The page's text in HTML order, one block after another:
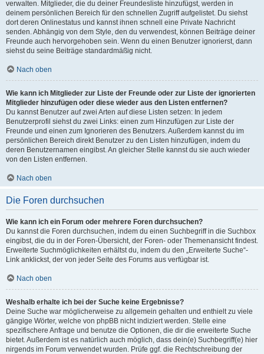
verwalten. Mitglieder, die du deiner Freundesliste hinzufügst, werden in
deinem persönlichen Bereich für den schnellen Zugriff aufgelistet. Du siehst
dort deren Onlinestatus und kannst ihnen schnell eine Private Nachricht
senden. Abhängig von dem Style, den du verwendest, können Beiträge deiner
Freunde auch hervorgehoben sein. Wenn du einen Benutzer ignorierst, dann
siehst du seine Beiträge standardmäßig nicht.
Nach oben
Wie kann ich Mitglieder zur Liste der Freunde oder zur Liste der ignorierten
Mitglieder hinzufügen oder diese wieder aus den Listen entfernen?
Du kannst Benutzer auf zwei Arten auf diese Listen setzen: In jedem
Benutzerprofil siehst du zwei Links: einen zum Hinzufügen zur Liste der
Freunde und einen zum Ignorieren des Benutzers. Außerdem kannst du im
persönlichen Bereich direkt Benutzer zu den Listen hinzufügen, indem du
deren Benutzernamen eingibst. An gleicher Stelle kannst du sie auch wieder
von den Listen entfernen.
Nach oben
Die Foren durchsuchen
Wie kann ich ein Forum oder mehrere Foren durchsuchen?
Du kannst die Foren durchsuchen, indem du einen Suchbegriff in die Suchbox
eingibst, die du in der Foren-Übersicht, der Foren- oder Themenansicht findest.
Erweiterte Suchmöglichkeiten erhältst du, indem du den „Erweiterte Suche“-
Link anklickst, der von jeder Seite des Forums aus verfügbar ist.
Nach oben
Weshalb erhalte ich bei der Suche keine Ergebnisse?
Deine Suche war möglicherweise zu allgemein gehalten und enthielt zu viele
gängige Wörter, welche von phpBB nicht indiziert werden. Stelle eine
spezifischere Anfrage und benutze die Optionen, die dir die erweiterte Suche
bietet. Außerdem ist es natürlich auch möglich, dass dein(e) Suchbegriff(e) hier
nirgends im Forum verwendet wurden. Prüfe ggf. die Rechtschreibung der